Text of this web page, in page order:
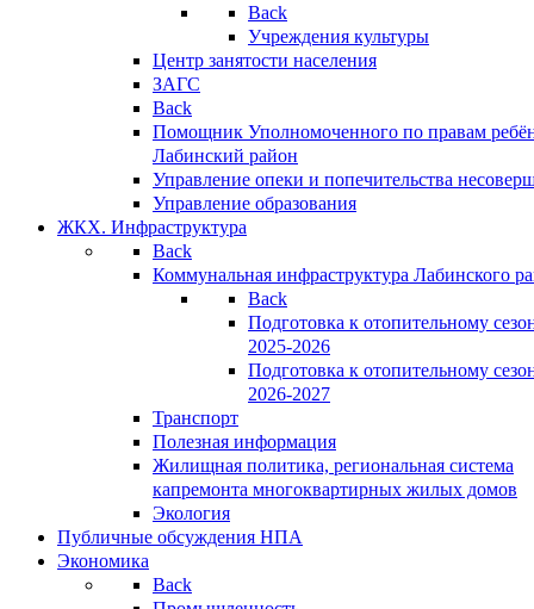
Back
Учреждения культуры
Центр занятости населения
ЗАГС
Back
Помощник Уполномоченного по правам
Лабинский район
Управление опеки и попечительства
Управление образования
ЖКХ. Инфраструктура
Back
Коммунальная инфраструктура Лабинского
Back
Подготовка к отопительному
2025-2026
Подготовка к отопительному
2026-2027
Транспорт
Полезная информация
Жилищная политика, региональная система
капремонта многоквартирных жилых домов
Экология
Публичные обсуждения НПА
Экономика
Back